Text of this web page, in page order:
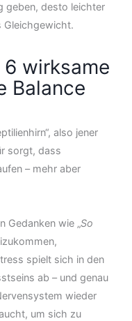
geben, desto leichter
Gleichgewicht.
wirksame
Balance
also jener
sorgt, dass
– mehr aber
Gedanken wie „So
spielt sich in den
ab – und genau
wieder
um sich zu